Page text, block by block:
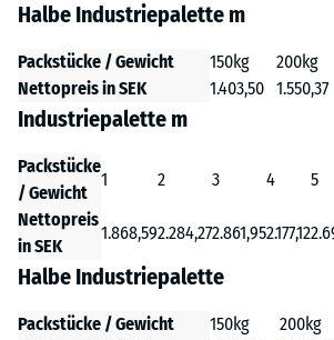
Halbe Industriepalette m
Packstücke / Gewicht 150kg 200kg
Nettopreis in SEK
1.403,50 1.550,37
Industriepalette m
Packstücke
/ Gewicht
1 2 3 4 5
Nettopreis
in SEK
1.868,592.284,272.861,952.177,12
Halbe Industriepalette
Packstücke / Gewicht 150kg 200kg